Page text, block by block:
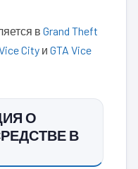
в Grand Theft
City и GTA Vice
О
В